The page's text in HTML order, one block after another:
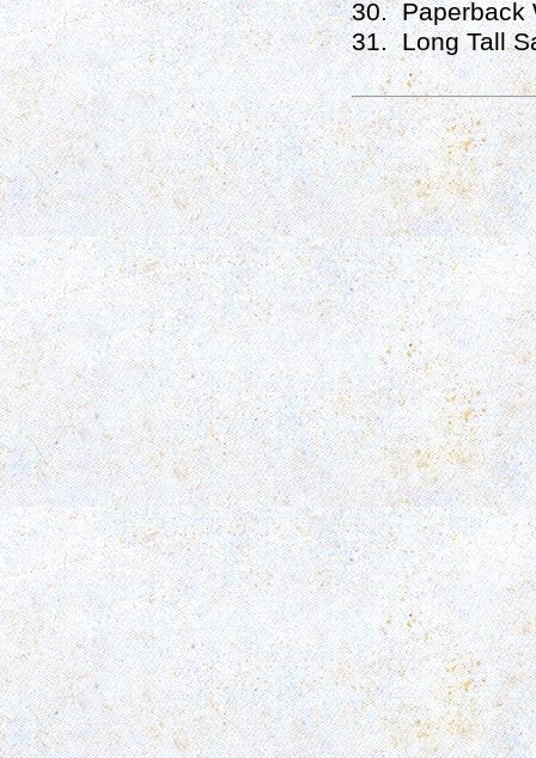
30. Paperback
31. Long Tall